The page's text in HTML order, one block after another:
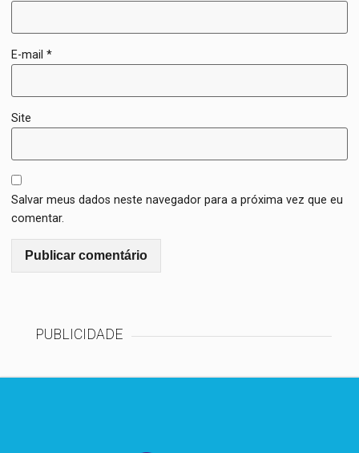
E-mail*
Site
Salvar meus dados neste navegador para a próxima vez que eu
comentar.
PUBLICIDADE